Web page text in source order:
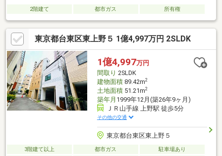
2階建て 都市ガス 所有権
東京都台東区東上野５ 1億4,997万円 2SLDK
1億4,997万円
間取り 2SLDK
建物面積89.42m2
土地面積51.21m2
築年月 1999年12月(築26年9ヶ月)
ＪＲ山手線 上野駅 徒歩5分
その他の交通
東京都台東区東上野５
3階建て以上 都市ガス 駐車場あり